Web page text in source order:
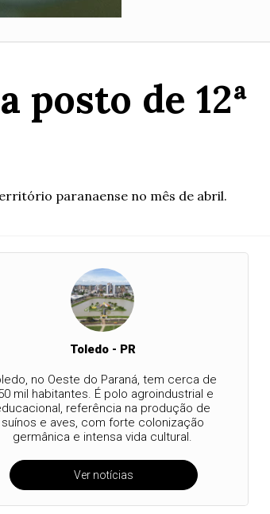
posto de 12ª
paranaense no mês de abril.
Toledo - PR
no Oeste do Paraná, tem cerca de
mil habitantes. É polo agroindustrial e
referência na produção de
suínos e aves, com forte colonização
germânica e intensa vida cultural.
Ver notícias